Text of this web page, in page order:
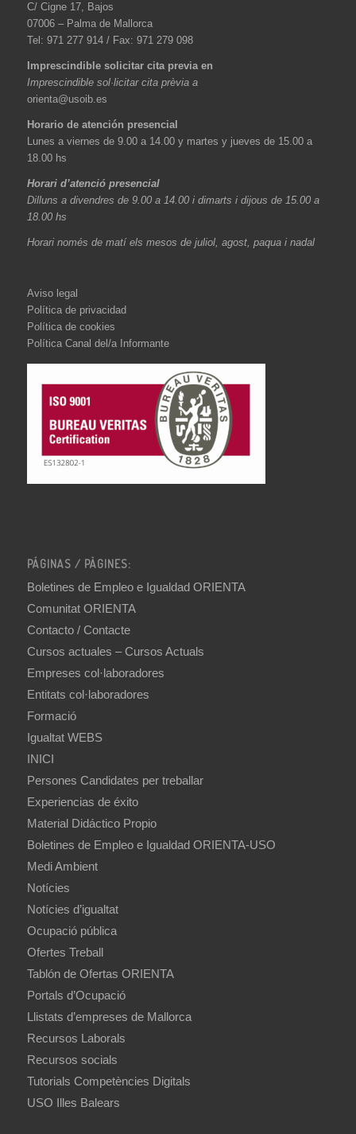
C/ Cigne 17, Bajos
07006 – Palma de Mallorca
Tel: 971 277 914 / Fax: 971 279 098
Imprescindible solicitar cita previa en
Imprescindible sol·licitar cita prèvia a
orienta@usoib.es
Horario de atención presencial
Lunes a viernes de 9.00 a 14.00 y martes y jueves de 15.00 a
18.00 hs
Horari d’atenció presencial
Dilluns a divendres de 9.00 a 14.00 i dimarts i dijous de 15.00 a
18.00 hs
Horari només de matí els mesos de juliol, agost, paqua i nadal
Aviso legal
Política de privacidad
Política de cookies
Política Canal del/a Informante
PÁGINAS / PÀGINES:
Boletines de Empleo e Igualdad ORIENTA
Comunitat ORIENTA
Contacto / Contacte
Cursos actuales – Cursos Actuals
Empreses col·laboradores
Entitats col·laboradores
Formació
Igualtat WEBS
INICI
Persones Candidates per treballar
Experiencias de éxito
Material Didáctico Propio
Boletines de Empleo e Igualdad ORIENTA-USO
Medi Ambient
Notícies
Notícies d’igualtat
Ocupació pública
Ofertes Treball
Tablón de Ofertas ORIENTA
Portals d’Ocupació
Llistats d’empreses de Mallorca
Recursos Laborals
Recursos socials
Tutorials Competències Digitals
USO Illes Balears